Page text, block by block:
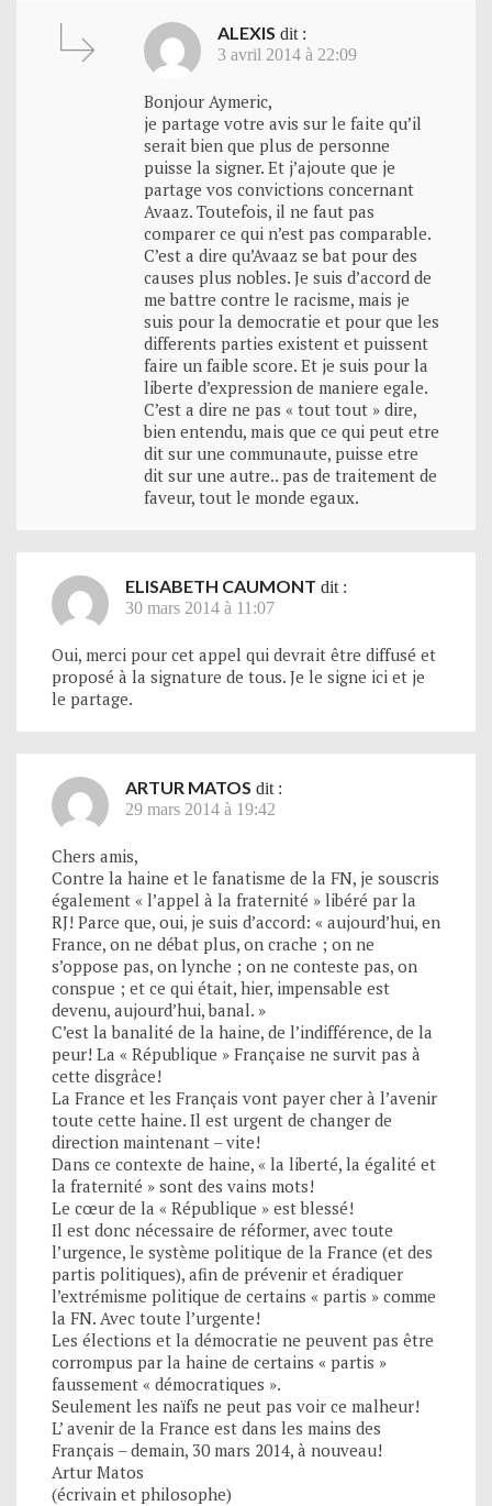
ALEXIS dit :
3 avril 2014 à 22:09
Bonjour Aymeric,
je partage votre avis sur le faite qu’il
serait bien que plus de personne
puisse la signer. Et j’ajoute que je
partage vos convictions concernant
Avaaz. Toutefois, il ne faut pas
comparer ce qui n’est pas comparable.
C’est a dire qu’Avaaz se bat pour des
causes plus nobles. Je suis d’accord de
me battre contre le racisme, mais je
suis pour la democratie et pour que les
differents parties existent et puissent
faire un faible score. Et je suis pour la
liberte d’expression de maniere egale.
C’est a dire ne pas « tout tout » dire,
bien entendu, mais que ce qui peut etre
dit sur une communaute, puisse etre
dit sur une autre.. pas de traitement de
faveur, tout le monde egaux.
ELISABETH CAUMONT dit :
30 mars 2014 à 11:07
Oui, merci pour cet appel qui devrait être diffusé et
proposé à la signature de tous. Je le signe ici et je
le partage.
ARTUR MATOS dit :
29 mars 2014 à 19:42
Chers amis,
Contre la haine et le fanatisme de la FN, je souscris
également « l’appel à la fraternité » libéré par la
RJ! Parce que, oui, je suis d’accord: « aujourd’hui, en
France, on ne débat plus, on crache ; on ne
s’oppose pas, on lynche ; on ne conteste pas, on
conspue ; et ce qui était, hier, impensable est
devenu, aujourd’hui, banal. »
C’est la banalité de la haine, de l’indifférence, de la
peur! La « République » Française ne survit pas à
cette disgrâce!
La France et les Français vont payer cher à l’avenir
toute cette haine. Il est urgent de changer de
direction maintenant – vite!
Dans ce contexte de haine, « la liberté, la égalité et
la fraternité » sont des vains mots!
Le cœur de la « République » est blessé!
Il est donc nécessaire de réformer, avec toute
l’urgence, le système politique de la France (et des
partis politiques), afin de prévenir et éradiquer
l’extrémisme politique de certains « partis » comme
la FN. Avec toute l’urgente!
Les élections et la démocratie ne peuvent pas être
corrompus par la haine de certains « partis »
faussement « démocratiques ».
Seulement les naïfs ne peut pas voir ce malheur!
L’ avenir de la France est dans les mains des
Français – demain, 30 mars 2014, à nouveau!
Artur Matos
(écrivain et philosophe)